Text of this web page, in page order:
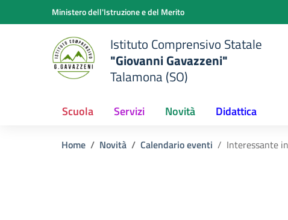
Vai ai contenuti
Vai al menu di navigazioneMinistero dell'Istruzione e del Merito
Istituto Comprensivo Statale
"Giovanni Gavazzeni"
Talamona (SO)
Scuola Servizi Novità Didattica
Home Novità Calendario eventi Interessante